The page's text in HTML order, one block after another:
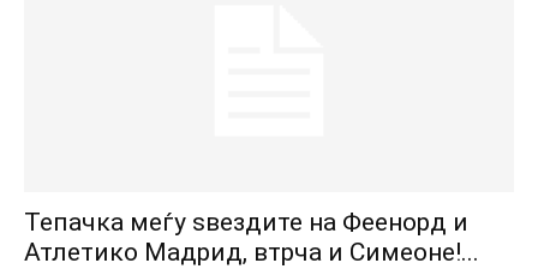
Тепачка меѓу ѕвездите на Феенорд и
Атлетико Мадрид, втрча и Симеоне!...